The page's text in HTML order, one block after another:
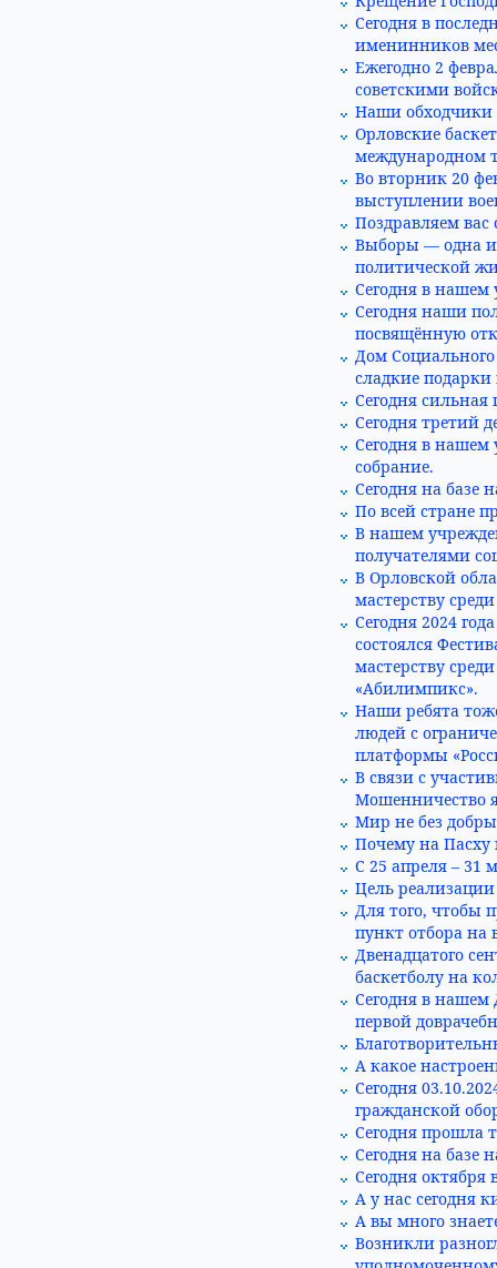
Сегодня в
именинников
Ежегодно 2
советскими
Наши обходчики
Орловские
международном
Во вторник 20
выступлении
Поздравляем вас
Выборы — одна
политической
Сегодня в нашем
Сегодня наши
посвящённую
Дом
сладкие
Сегодня сильная
Сегодня третий
Сегодня в
собрание.
Сегодня на базе
По всей стране
В нашем
получателями
В Орловской
мастерству
Сегодня 2024
состоялся
мастерству
«Абилимпикс».
Наши ребята
людей с
платформы
В связи с
Мошенничество
Мир не без
Почему на Пасху
С 25 апреля – 31
Цель
Для того, чтобы
пункт отбора на
Двенадцатого
баскетболу на
Сегодня в нашем
первой
А какое
Сегодня
гражданской
Сегодня прошла
Сегодня на базе
Сегодня
А у нас сегодня
А вы много
Возникли